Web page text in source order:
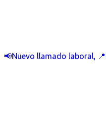
📢Nuevo llamado laboral,